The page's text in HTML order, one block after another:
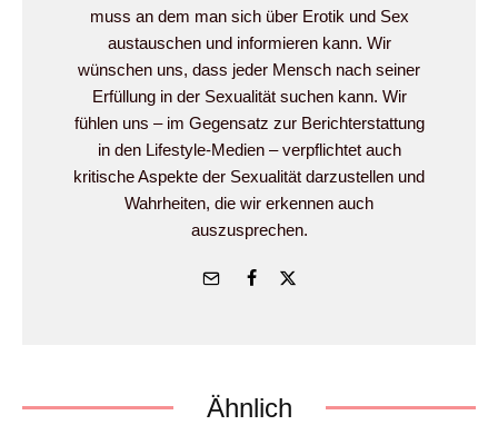
muss an dem man sich über Erotik und Sex
austauschen und informieren kann. Wir
wünschen uns, dass jeder Mensch nach seiner
Erfüllung in der Sexualität suchen kann. Wir
fühlen uns – im Gegensatz zur Berichterstattung
in den Lifestyle-Medien – verpflichtet auch
kritische Aspekte der Sexualität darzustellen und
Wahrheiten, die wir erkennen auch
auszusprechen.
Ähnlich